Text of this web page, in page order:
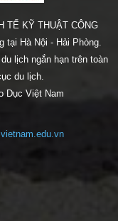
TẾ KỸ THUẬT CÔNG
tại Hà Nội - Hải Phòng.
lịch ngắn hạn trên toàn
du lịch.
Dục Việt Nam